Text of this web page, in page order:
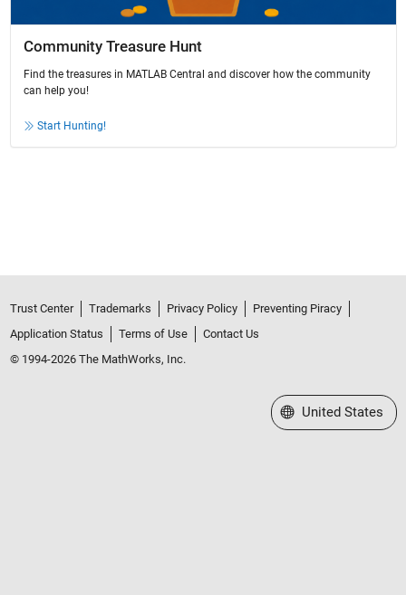
Community Treasure Hunt
Find the treasures in MATLAB Central and discover how the community
can help you!
Start Hunting!
Trust Center Trademarks Privacy Policy
Preventing Piracy
Application Status
Terms of Use
Contact Us
© 1994-2026 The MathWorks, Inc.
Select a Web Site
United States